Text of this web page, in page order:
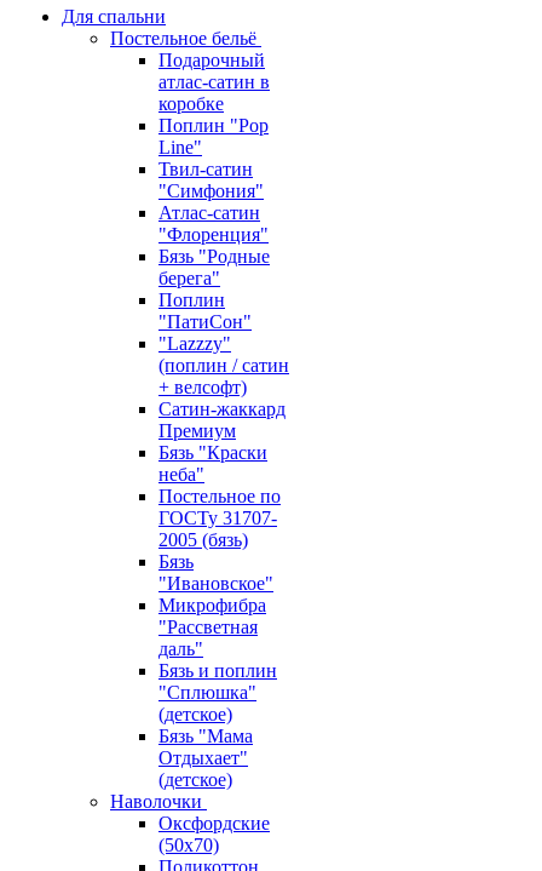
Для спальни
Постельное бельё
Подарочный
атлас-сатин в
коробке
Поплин "Pop
Line"
Твил-сатин
"Симфония"
Атлас-сатин
"Флоренция"
Бязь "Родные
берега"
Поплин
"ПатиСон"
"Lazzzy"
(поплин / сатин
+ велсофт)
Сатин-жаккард
Премиум
Бязь "Краски
неба"
Постельное по
ГОСТу 31707-
2005 (бязь)
Бязь
"Ивановское"
Микрофибра
"Рассветная
даль"
Бязь и поплин
"Сплюшка"
(детское)
Бязь "Мама
Отдыхает"
(детское)
Наволочки
Оксфордские
(50х70)
Поликоттон